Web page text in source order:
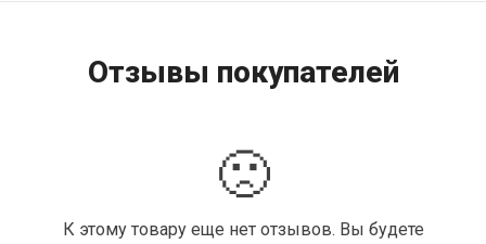
Отзывы покупателей
🙁
К этому товару еще нет отзывов. Вы будете